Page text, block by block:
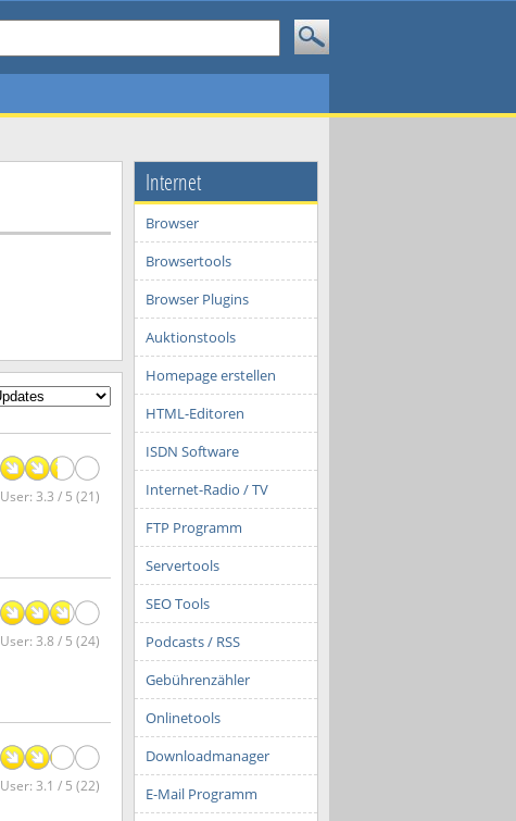
User: 3.3 / 5 (21)
User: 3.8 / 5 (24)
User: 3.1 / 5 (22)
Internet
Browser
Browsertools
Browser Plugins
Auktionstools
Homepage erstellen
HTML-Editoren
ISDN Software
Internet-Radio / TV
FTP Programm
Servertools
SEO Tools
Podcasts / RSS
Gebührenzähler
Onlinetools
Downloadmanager
E-Mail Programm